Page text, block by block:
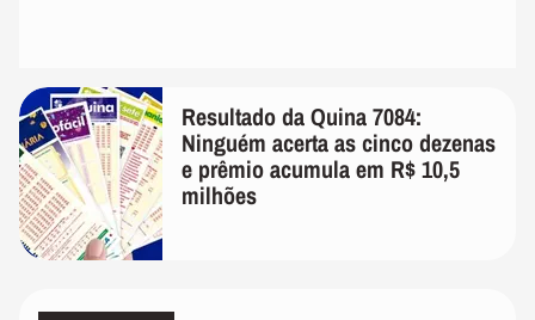
Resultado da Quina 7084:
Ninguém acerta as cinco dezenas
e prêmio acumula em R$ 10,5
milhões